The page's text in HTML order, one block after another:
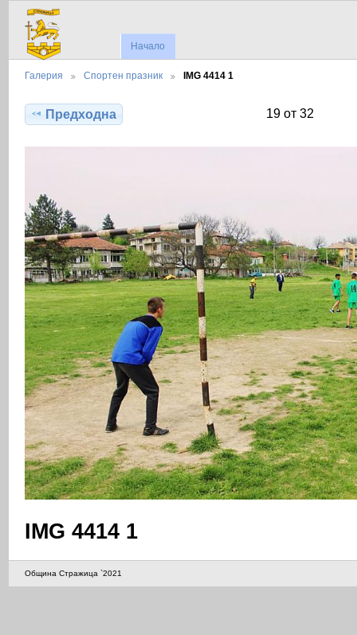
Начало
Галерия Спортен празник IMG 4414 1
Предходна 19 от 32
IMG 4414 1
Община Стражица `2021